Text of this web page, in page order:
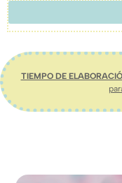
TIEMPO DE